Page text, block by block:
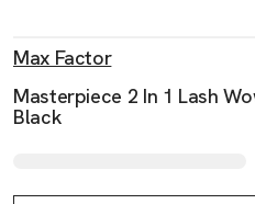
Max Factor
Masterpiece 2 In 1 Lash
Black